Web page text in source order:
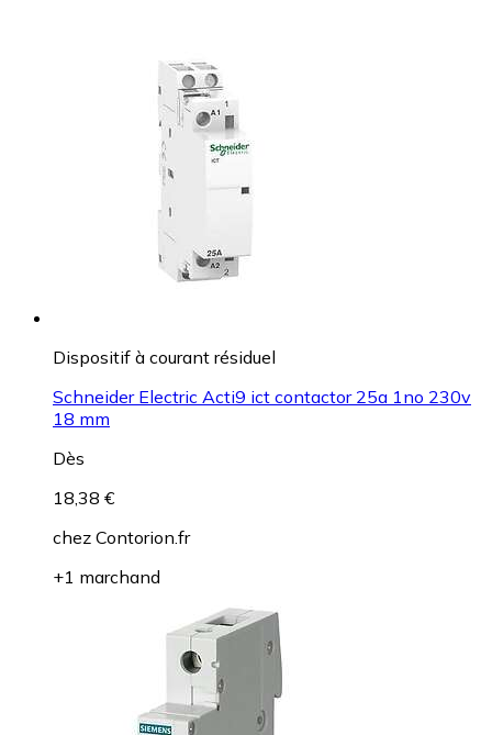
Dispositif à courant résiduel
Schneider Electric Acti9 ict contactor 25a 1no 230v
18 mm
Dès
18,38 €
chez Contorion.fr
+1 marchand